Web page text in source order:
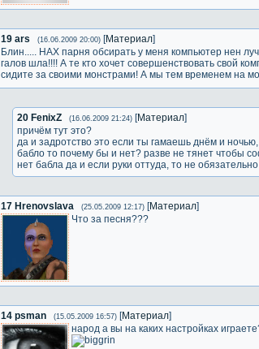
19 ars (16.06.2009 20:00) [Материал]
Блин..... НАХ парня обсирать у меня компьютер нен
галов шла!!!! А те кто хочет совершенствовать свой
сидите за своими монстрами! А мы тем временем на
20 FenixZ (16.06.2009 21:24) [Материал]
причём тут это?
да и задротство это если ты гамаешь днём и
бабло то почему бы и нет? разве не тянет чтобы
нет бабла да и если руки оттуда, то не
17 Hrenovslava (25.05.2009 12:17) [Материал]
Что за песня???
14 psman (15.05.2009 16:57) [Материал]
народ а вы на каких настройках